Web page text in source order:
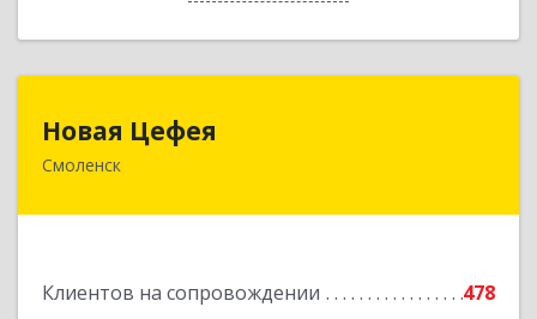
Новая Цефея
Смоленск
Клиентов на сопровождении
478
214018, Смоленская обл, Смоленск г, Раевского